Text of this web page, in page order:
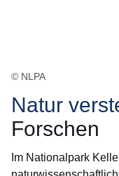
© NLPA
Natur
Forschen
Im Nationalpark